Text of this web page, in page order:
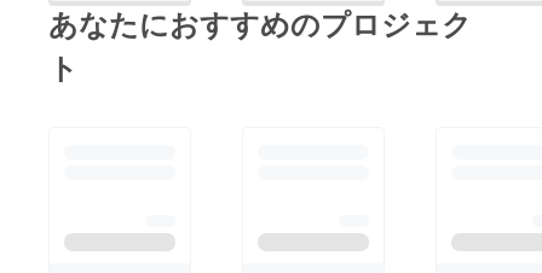
あなたにおすすめのプロジェク
ト